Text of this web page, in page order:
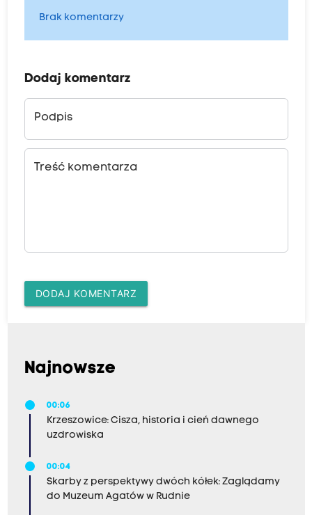
Brak komentarzy
Dodaj komentarz
Podpis
Treść komentarza
DODAJ KOMENTARZ
Najnowsze
00:06
Krzeszowice: Cisza, historia i cień dawnego
uzdrowiska
00:04
Skarby z perspektywy dwóch kółek: Zaglądamy
do Muzeum Agatów w Rudnie